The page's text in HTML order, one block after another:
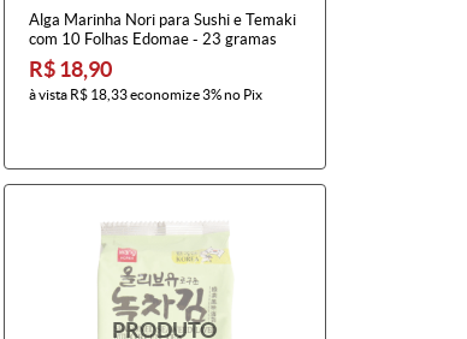
Alga Marinha Nori para Sushi e Temaki
com 10 Folhas Edomae - 23 gramas
R$ 18,90
à vista R$ 18,33economize3%no Pix